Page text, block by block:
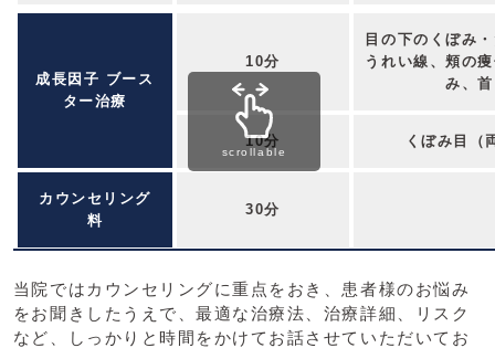
成長因子 ブース
ター治療
10分
目の下のくぼみ
うれい線、頬の
み、首
10分 くぼみ目（
カウンセリング
料
30分
scrollable
当院ではカウンセリングに重点をおき、患者様のお悩み
をお聞きしたうえで、最適な治療法、治療詳細、リスク
など、しっかりと時間をかけてお話させていただいてお